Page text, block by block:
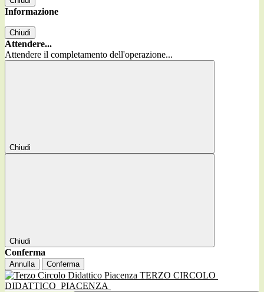
Informazione
Chiudi
Attendere...
Attendere il completamento dell'operazione...
Chiudi
Chiudi
Conferma
Annulla Conferma
TERZO CIRCOLO
DIDATTICO PIACENZA